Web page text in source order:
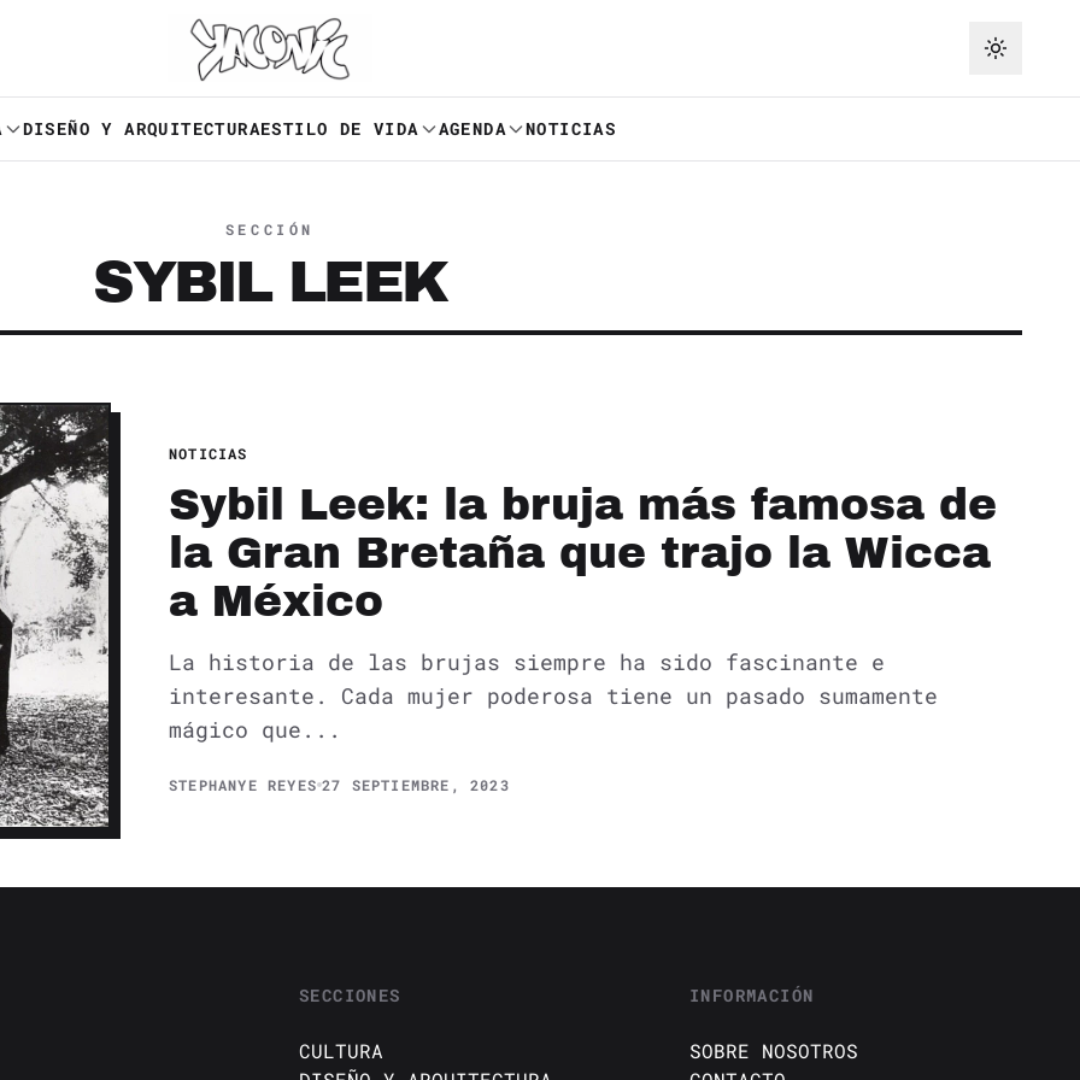
DISEÑO Y ARQUITECTURAESTILO DE VIDA AGENDA NOTICIAS
SECCIÓN
SYBIL LEEK
NOTICIAS
Sybil Leek: la bruja más famosa de
la Gran Bretaña que trajo la Wicca
a México
La historia de las brujas siempre ha sido fascinante e
interesante. Cada mujer poderosa tiene un pasado sumamente
mágico que...
STEPHANYE REYES 27 SEPTIEMBRE, 2023
SECCIONES
CULTURA
INFORMACIÓN
SOBRE NOSOTROS